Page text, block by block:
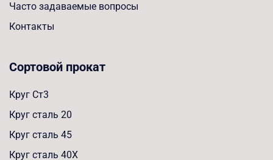
Часто задаваемые вопросы
Контакты
Сортовой прокат
Круг Ст3
Круг сталь 20
Круг сталь 45
Круг сталь 40Х